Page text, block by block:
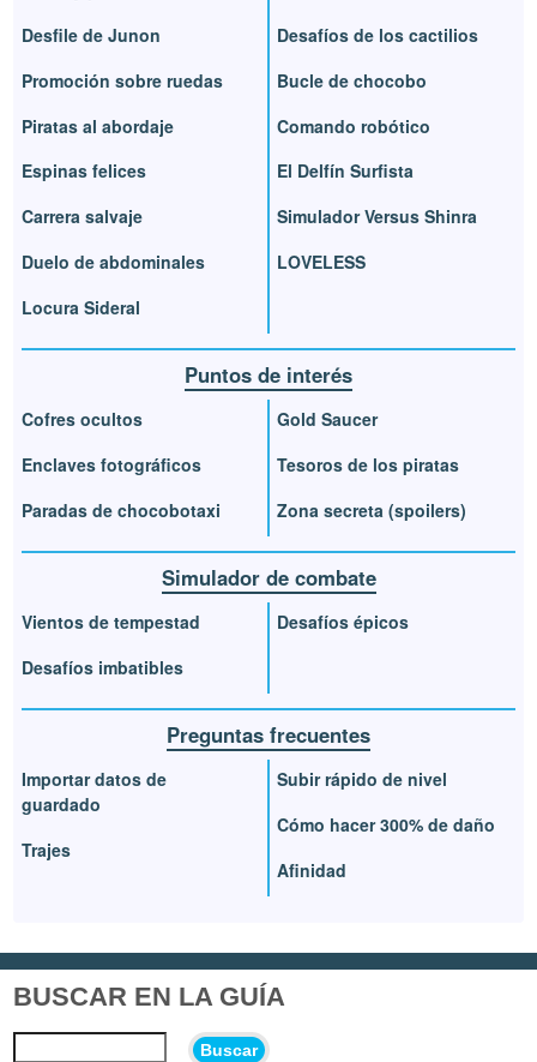
Desfile de Junon
Promoción sobre ruedas
Piratas al abordaje
Espinas felices
Carrera salvaje
Duelo de abdominales
Locura Sideral
Desafíos de los cactilios
Bucle de chocobo
Comando robótico
El Delfín Surfista
Simulador Versus Shinra
LOVELESS
Puntos de interés
Cofres ocultos
Enclaves fotográficos
Paradas de chocobotaxi
Gold Saucer
Tesoros de los piratas
Zona secreta (spoilers)
Simulador de combate
Vientos de tempestad
Desafíos imbatibles
Desafíos épicos
Preguntas frecuentes
Importar datos de
guardado
Trajes
Subir rápido de nivel
Cómo hacer 300% de daño
Afinidad
BUSCAR EN LA GUÍA
Buscar